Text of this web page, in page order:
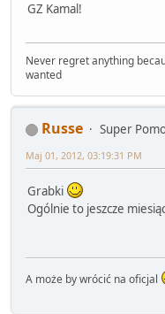
GZ Kamal!
Never regret anything
wanted
Russe Super
Maj 01, 2012, 03:19:31 PM
Grabki
Ogólnie to jeszcze
A może by wrócić na oficjal